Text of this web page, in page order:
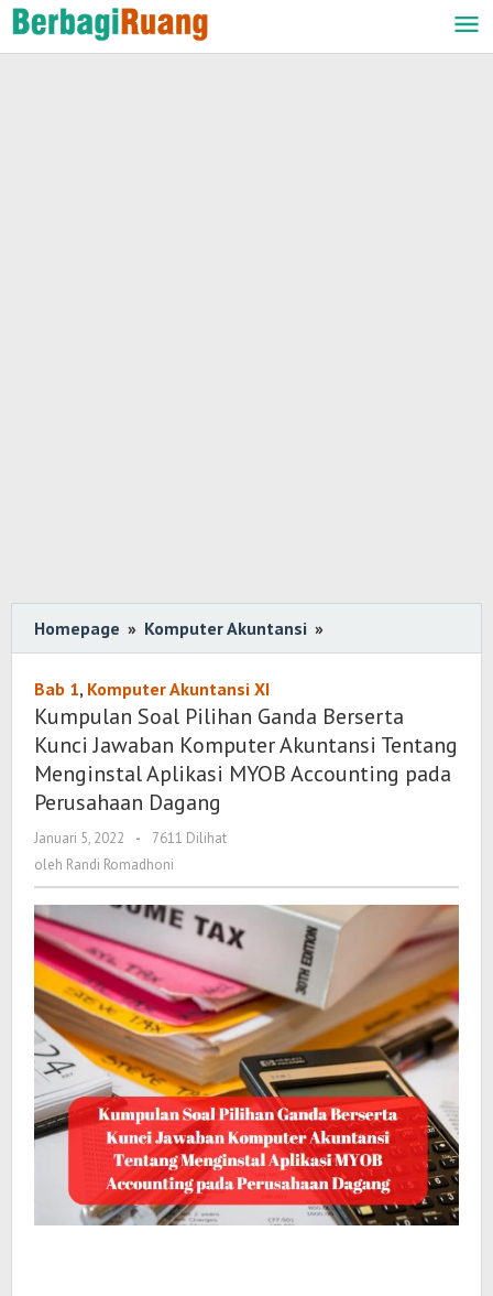
Lewati
ke
Homepage » Komputer Akuntansi »
Soal
Ganda
Berserta
Jawaban
Menginstal
Aplikasi
Accounting
pada
Perusahaan
Dagang
Bab 1, Komputer Akuntansi XI
Kumpulan Soal Pilihan Ganda Berserta
Kunci Jawaban Komputer Akuntansi Tentang
Menginstal Aplikasi MYOB Accounting pada
Perusahaan Dagang
Januari 5, 2022
oleh
Randi
-
7611 Dilihat
oleh Randi Romadhoni